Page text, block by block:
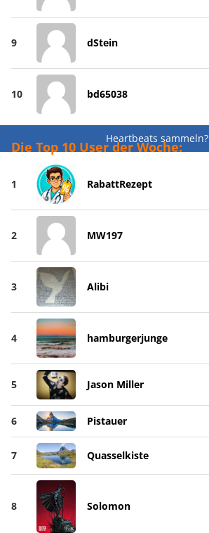
9 dStein
10 bd65038
Heartbeats sammeln?
Die Top 10 User der Woche:
1 RabattRezept
2 MW197
3 Alibi
4 hamburgerjunge
5 Jason Miller
6 Pistauer
7 Quasselkiste
8 Solomon